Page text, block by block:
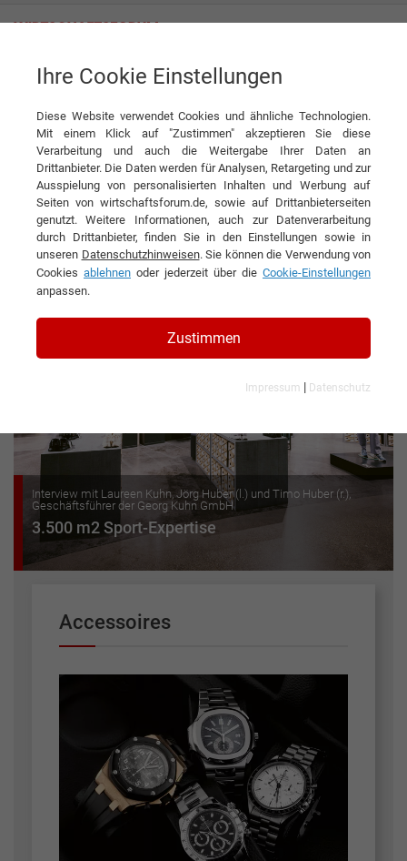
Themenwelten Fashion
Interview mit Laureen Kuhn, Jörg Huber (l.) und Timo Huber (r.),
Geschäftsführer der Georg Kuhn GmbH
Accessoires
Ihre Cookie Einstellungen
Diese Website verwendet Cookies und ähnliche Technologien.
Mit einem Klick auf "Zustimmen" akzeptieren Sie diese
Verarbeitung und auch die Weitergabe Ihrer Daten an
Drittanbieter. Die Daten werden für Analysen, Retargeting und zur
Ausspielung von personalisierten Inhalten und Werbung auf
Seiten von wirtschaftsforum.de, sowie auf Drittanbieterseiten
genutzt. Weitere Informationen, auch zur Datenverarbeitung
durch Drittanbieter, finden Sie in den Einstellungen sowie in
unseren Datenschutzhinweisen. Sie können die Verwendung von
Cookies ablehnen oder jederzeit über die Cookie-Einstellungen
anpassen.
Zustimmen
Impressum | Datenschutz